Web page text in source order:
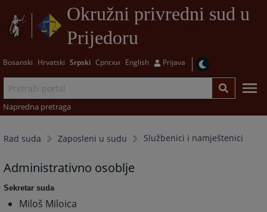
Okružni privredni sud u
Prijedoru
Bosanski Hrvatski Srpski Српски English Prijava
Napredna pretraga
Rad suda Zaposleni u sudu Službenici i namještenici
Administrativno osoblje
Sekretar suda
Miloš Miloica